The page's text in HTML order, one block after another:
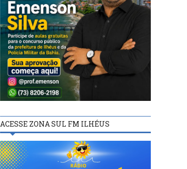
ACESSE ZONA SUL FM ILHÉUS